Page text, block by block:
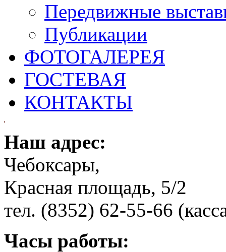
Передвижные
Публикации
ФОТОГАЛЕРЕЯ
ГОСТЕВАЯ
КОНТАКТЫ
Наш адрес:
Чебоксары,
Красная площадь, 5/2
тел. (8352) 62-55-66
Часы работы: